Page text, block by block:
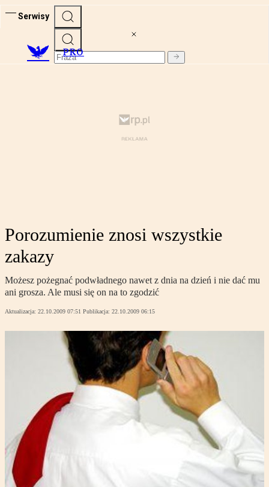
Serwisy
PRO
Porozumienie znosi wszystkie
zakazy
Możesz pożegnać podwładnego nawet z dnia na dzień i nie dać mu
ani grosza. Ale musi się on na to zgodzić
Aktualizacja: 22.10.2009 07:51 Publikacja: 22.10.2009 06:15